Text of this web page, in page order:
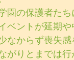
園の保護者たち
ベントが延期
なからず喪失感
がりとまでは